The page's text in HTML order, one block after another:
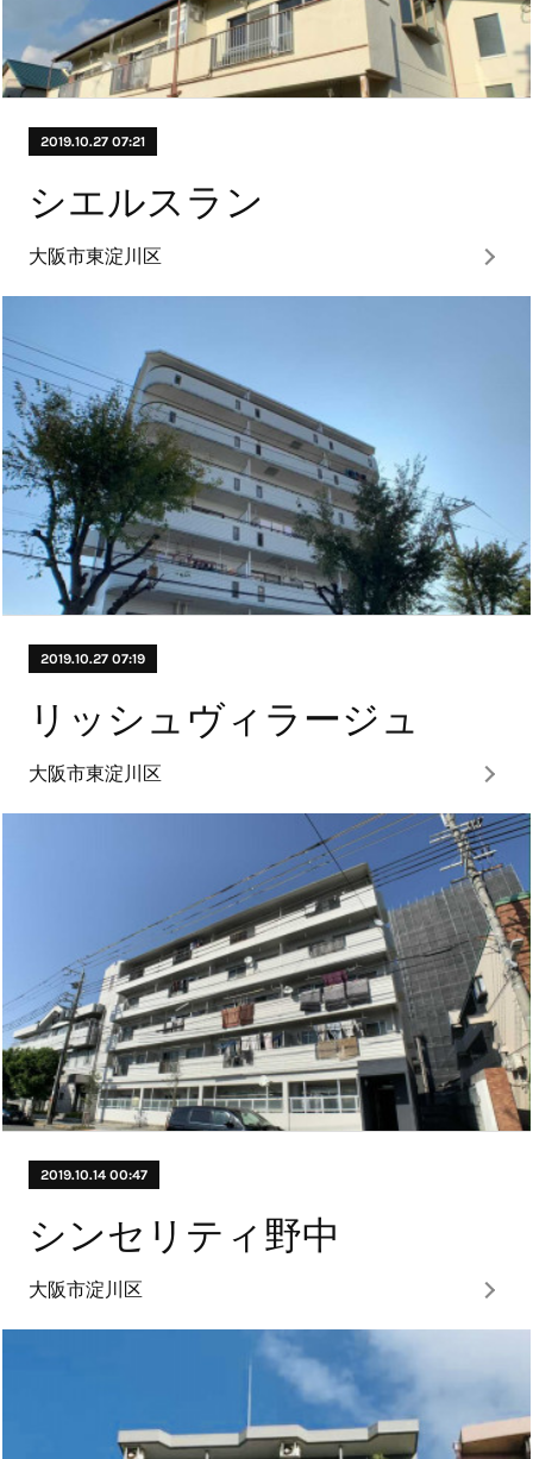
2019.10.27 07:21
シエルスラン
大阪市東淀川区
2019.10.27 07:19
リッシュヴィラージュ
大阪市東淀川区
2019.10.14 00:47
シンセリティ野中
大阪市淀川区